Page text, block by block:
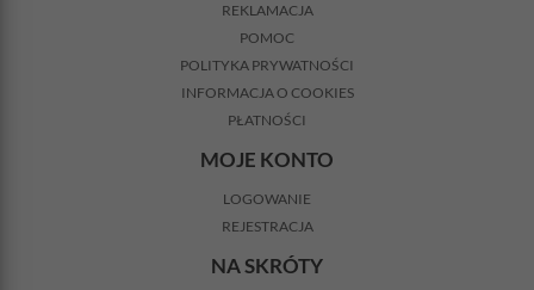
REKLAMACJA
POMOC
POLITYKA PRYWATNOŚCI
INFORMACJA O COOKIES
PŁATNOŚCI
MOJE KONTO
LOGOWANIE
REJESTRACJA
NA SKRÓTY